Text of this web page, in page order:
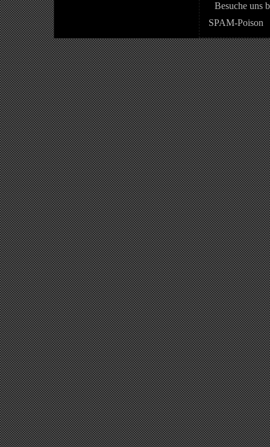
Besuche uns
SPAM-Poison